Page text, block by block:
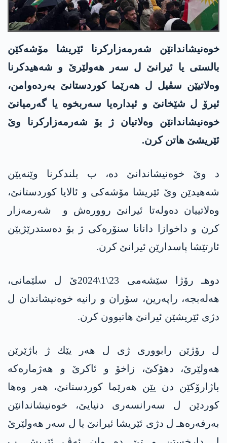
خوەنیشاندانێن شەرمەزارکرنا ئێریشا مۆشەکێن
بالستی یا ئیرانێ ل سەر هەولێرێ و شەهیدکرنا
وەلاتیێن سڤیل ل هەرێما کوردستانێ بەردەوامن،
ئیرۆ ل شێخانێ و ئیدارەیا سەربخوە یا گەرمیانێ
خوەنیشاندانێن وەلاتیان ژ بۆ شەرمەزارکرنا وێ
ئێریشێ هاتن کرن.
د وێ خوەنیشاندانێ دە، ب بلندکرنا وێنەیێن
شەهیدێن وێ ئێریشا مۆشەکی و ئالایا کوردستانێ،
وەلاتییان ده‌وله‌تا ئیرانێ رووره‌ش و شەرمەزار
كرن و داخوازا دانانا سنۆرەکی ژ بۆ دەستدرێژیێن
ئارتێشا پاسدارێن ئیرانێ كرن.
دوهـ رۆژا سێشه‌می 23\1\2024ێ ل سلێمانی،
هەلەبجە، راپەرین، سۆران و رانیه‌ خوەنیشاندان ل
دژی ئێریشێن ئیرانێ هاتبوون كرن.
ل رۆژێن رابووری ژی ل هه‌ر یێك ژ باژێرێن
هه‌ولێرێ، دهۆكێ، زاخۆ و ئاكرێ و هه‌ژماره‌كه‌
باژارۆكێن دن یێن هه‌رێما كوردستانێ، هه‌ر وه‌ها
كوردێن ل سه‌رانسه‌ری دنیایێ، خوه‌نیشاندانێن
به‌رفه‌ره‌هـ ل دژی ئێریشا ئیرانێ یا ل سه‌ر هه‌ولێرێ